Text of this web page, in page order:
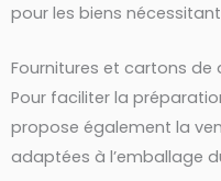
pour les biens
Fournitures et cartons
Pour faciliter la
propose également la
adaptées à l’emballage